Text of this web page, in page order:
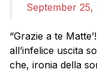
September 25,
“Grazie a te
all’infelice uscita
che, ironia della